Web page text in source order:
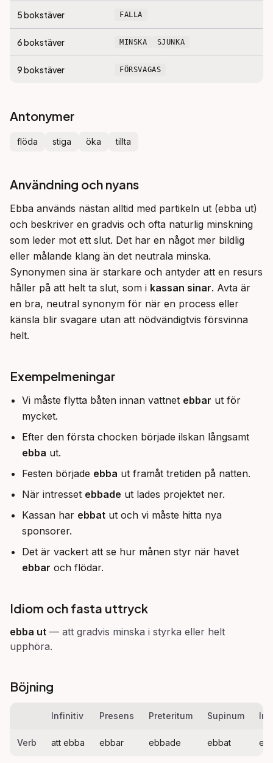
5bokstäver FALLA
6bokstäver MINSKA SJUNKA
9bokstäver FÖRSVAGAS
Antonymer
flöda stiga öka tillta
Användning och nyans
Ebba används nästan alltid med partikeln ut (ebba ut)
och beskriver en gradvis och ofta naturlig minskning
som leder mot ett slut. Det har en något mer bildlig
eller målande klang än det neutrala minska.
Synonymen sina är starkare och antyder att en resurs
håller på att helt ta slut, som i kassan sinar. Avta är
en bra, neutral synonym för när en process eller
känsla blir svagare utan att nödvändigtvis försvinna
helt.
Exempelmeningar
Vi måste flytta båten innan vattnet ebbar ut för
mycket.
Efter den första chocken började ilskan långsamt
ebba ut.
Festen började ebba ut framåt tretiden på natten.
När intresset ebbade ut lades projektet ner.
Kassan har ebbat ut och vi måste hitta nya
sponsorer.
Det är vackert att se hur månen styr när havet
ebbar och flödar.
Idiom och fasta uttryck
ebba ut — att gradvis minska i styrka eller helt
upphöra.
Böjning
Infinitiv Presens Preteritum Supinum
Verb att ebba ebbar ebbade ebbat